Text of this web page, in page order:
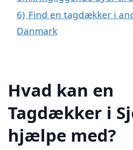
6) Find en tagdækker i
Danmark
Hvad kan en
Tagdækker i
hjælpe med?